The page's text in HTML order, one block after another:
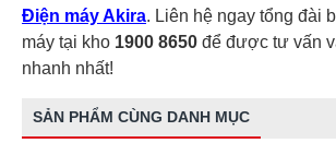
Điện máy Akira. Liên hệ ngay tổng đài
máy tại kho 1900 8650 để được tư vấn
nhanh nhất!
SẢN PHẨM CÙNG DANH MỤC